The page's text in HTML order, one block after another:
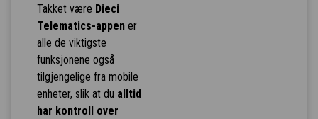
Takket være Dieci
Telematics-appener
alle de viktigste
funksjonene også
tilgjengelige fra mobile
enheter, slik at du alltid
har kontroll over